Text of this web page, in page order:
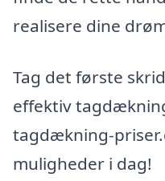
realisere dine
Tag det første
effektiv
tagdækning-
muligheder i dag!